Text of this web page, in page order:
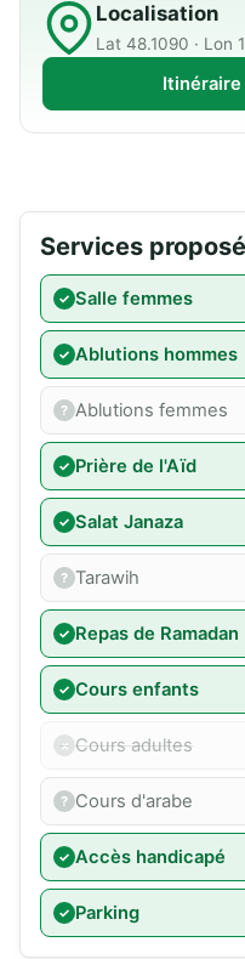
Localisation
Lat 48.1090 · Lon
Itinéraire
Services
Salle femmes
Ablutions hommes
Ablutions femmes
Prière de l'Aïd
Salat Janaza
Tarawih
Repas de Ramadan
Cours enfants
Cours adultes
Cours d'arabe
Accès handicapé
Parking